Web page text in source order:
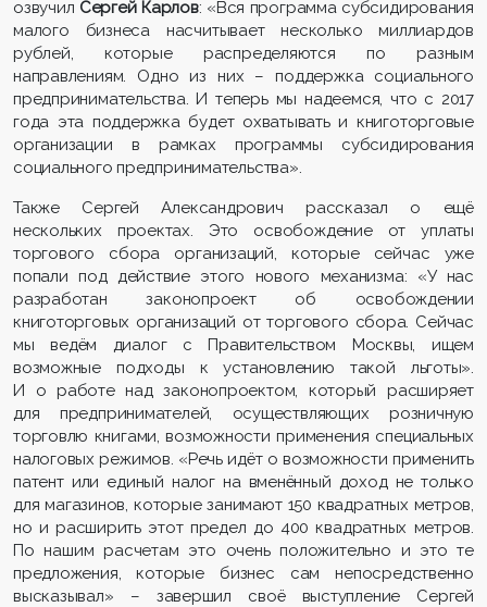
озвучил Сергей Карлов: «Вся программа субсидирования
малого бизнеса насчитывает несколько миллиардов
рублей, которые распределяются по разным
направлениям. Одно из них – поддержка социального
предпринимательства. И теперь мы надеемся, что с 2017
года эта поддержка будет охватывать и книготорговые
организации в рамках программы субсидирования
социального предпринимательства».
Также Сергей Александрович рассказал о ещё
нескольких проектах. Это освобождение от уплаты
торгового сбора организаций, которые сейчас уже
попали под действие этого нового механизма: «У нас
разработан законопроект об освобождении
книготорговых организаций от торгового сбора. Сейчас
мы ведём диалог с Правительством Москвы, ищем
возможные подходы к установлению такой льготы».
И о работе над законопроектом, который расширяет
для предпринимателей, осуществляющих розничную
торговлю книгами, возможности применения специальных
налоговых режимов. «Речь идёт о возможности применить
патент или единый налог на вменённый доход не только
для магазинов, которые занимают 150 квадратных метров,
но и расширить этот предел до 400 квадратных метров.
По нашим расчетам это очень положительно и это те
предложения, которые бизнес сам непосредственно
высказывал» – завершил своё выступление Сергей